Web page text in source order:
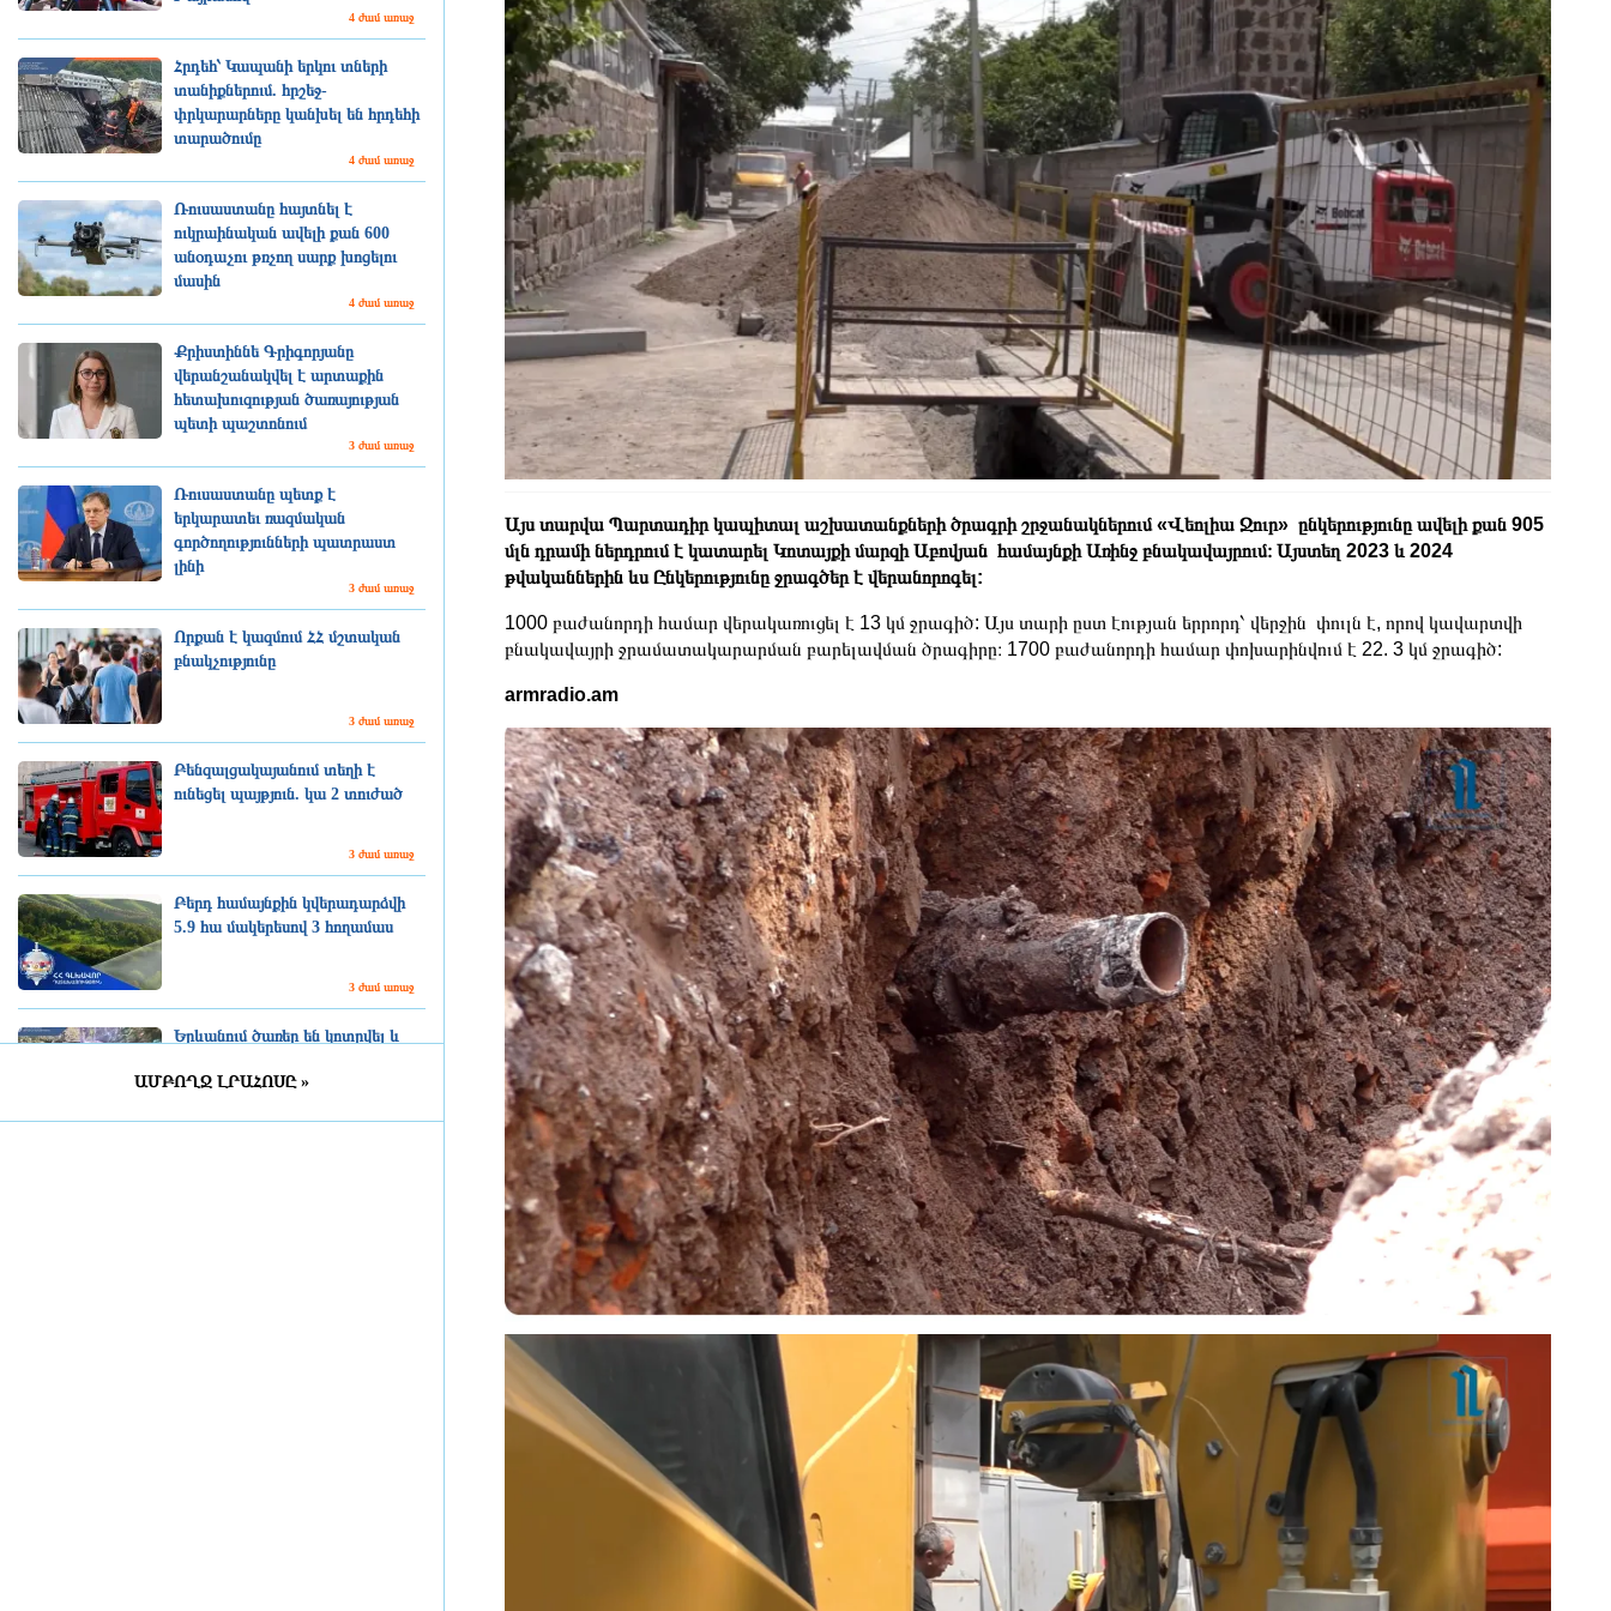
4 ժամ առաջ
Հրդեհ՝ Կապանի երկու տների
տանիքներում. հրշեջ-
փրկարարները կանխել են հրդեհի
տարածումը
4 ժամ առաջ
Ռուսաստանը հայտնել է
ուկրաինական ավելի քան 600
անօդաչու թռչող սարք խոցելու
մասին
4 ժամ առաջ
Քրիստիննե Գրիգորյանը
վերանշանակվել է արտաքին
հետախուզության ծառայության
պետի պաշտոնում
3 ժամ առաջ
Ռուսաստանը պետք է
երկարատեւ ռազմական
գործողությունների պատրաստ
լինի
3 ժամ առաջ
Որքան է կազմում ՀՀ մշտական
բնակչությունը
3 ժամ առաջ
Բենզալցակայանում տեղի է
ունեցել պայթյուն. կա 2 տուժած
3 ժամ առաջ
Բերդ համայնքին կվերադարձվի
5.9 հա մակերեսով 3 հողամաս
3 ժամ առաջ
Երևանում ծառեր են կոտրվել և
3 ժամ առաջ
ԱՄԲՈՂՋ ԼՐԱՀՈՍԸ »
Այս տարվա Պարտադիր կապիտալ աշխատանքների ծրագրի շրջանակներում «Վեոլիա Ջուր» ընկերությունը ավելի քան 905
մլն դրամի ներդրում է կատարել Կոտայքի մարզի Աբովյան համայնքի Առինջ բնակավայրում։ Այստեղ 2023 և 2024
թվականներին ևս Ընկերությունը ջրագծեր է վերանորոգել:
1000 բաժանորդի համար վերակառուցել է 13 կմ ջրագիծ: Այս տարի ըստ էության երրորդ՝ վերջին փուլն է, որով կավարտվի
բնակավայրի ջրամատակարարման բարելավման ծրագիրը։ 1700 բաժանորդի համար փոխարինվում է 22. 3 կմ ջրագիծ:
armradio.am